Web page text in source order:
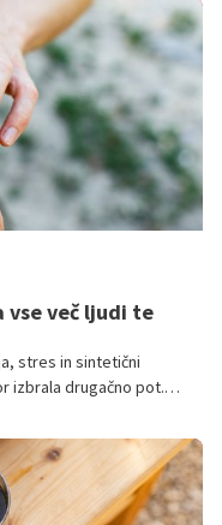
Katarina Kovačič,
bo ta trend obrnila.
Cvetka, s katero želi
naravno lepoto
vse več ljudi te
stres in sintetični
izbrala drugačno pot.
polji, je odsev
S to vizijo
več kot to. Je odraz
spoštovanja do okolja.